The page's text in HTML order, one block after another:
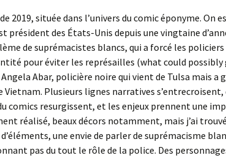
2019, située dans l’univers du comic éponyme. On
président des États-Unis depuis une vingtaine
de suprémacistes blancs, qui a forcé les
pour éviter les représailles (what could possibly
Abar, policière noire qui vient de Tulsa mais a
Vietnam. Plusieurs lignes narratives
comics resurgissent, et les enjeux prennent une
réalisé, beaux décors notamment, mais j’ai
une envie de parler de suprémacisme
pas du tout le rôle de la police. Des